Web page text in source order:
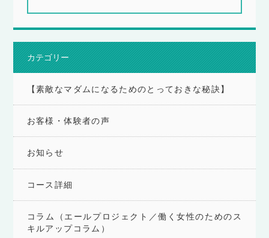
カテゴリー
【素敵なマダムになるためのとっておきな秘訣】
お客様・体験者の声
お知らせ
コース詳細
コラム（エールプロジェクト／働く女性のためのス
キルアップコラム）